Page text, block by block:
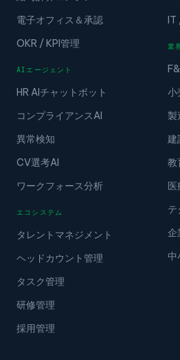
電子オフィス＆承認
OKR / KPI管理
AIエージェント
HR AIチャットボット
コンプライアンスAI
異常検知
CV選考AI
ワークフォース分析
エコシステム
タレントマネジメント
ヘッドカウント管理
タスク管理
研修管理
採用管理
業
小
製
建
教
医
テ
企
中